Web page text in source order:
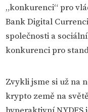
„konkurenci“ pro
Bank Digital
společnosti a
konkurenci pro
Zvykli jsme si už na
krypto země na